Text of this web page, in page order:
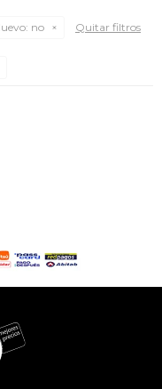
no Quitar filtros